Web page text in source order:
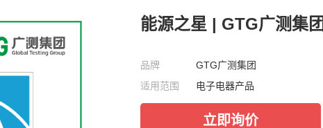
能源之星 | GTG广测集团
品牌 GTG广测集团
适用范围
电子电器产品